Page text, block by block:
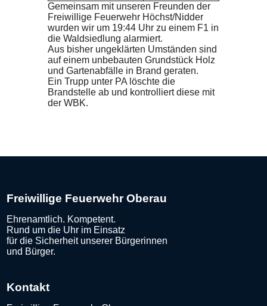
Gemeinsam mit unseren Freunden der
Freiwillige Feuerwehr Höchst/Nidder
wurden wir um 19:44 Uhr zu einem F1 in
die Waldsiedlung alarmiert.
Aus bisher ungeklärten Umständen sind
auf einem unbebauten Grundstück Holz
und Gartenabfälle in Brand geraten.
Ein Trupp unter PA löschte die
Brandstelle ab und kontrolliert diese mit
der WBK.
Freiwillige Feuerwehr Oberau
Ehrenamtlich. Kompetent.
Rund um die Uhr im Einsatz
für die Sicherheit unserer Bürgerinnen
und Bürger.
Kontakt